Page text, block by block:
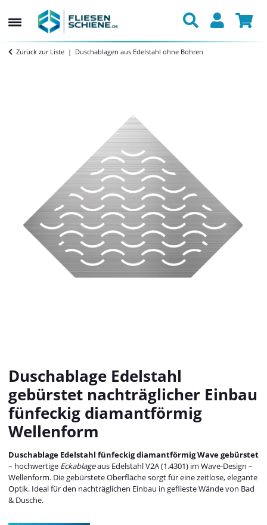
Zurück zur Liste Duschablagen aus Edelstahl ohne Bohren
Duschablage Edelstahl
gebürstet nachträglicher Einbau
fünfeckig diamantförmig
Wellenform
Duschablage Edelstahl fünfeckig diamantförmig Wave gebürstet
– hochwertige Eckablageaus Edelstahl V2A (1.4301) im Wave-Design –
Wellenform. Die gebürstete Oberfläche sorgt für eine zeitlose, elegante
Optik. Ideal für den nachträglichen Einbau in geflieste Wände von Bad
& Dusche.